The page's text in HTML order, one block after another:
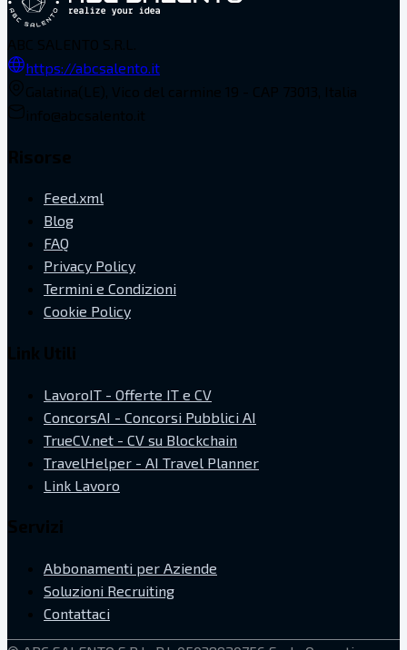
https://abcsalento.it
Feed.xml
Blog
FAQ
Privacy Policy
Termini e Condizioni
Cookie Policy
LavoroIT - Offerte IT e CV
ConcorsAI - Concorsi Pubblici AI
TrueCV.net - CV su Blockchain
TravelHelper - AI Travel Planner
Link Lavoro
Abbonamenti per Aziende
Soluzioni Recruiting
Contattaci